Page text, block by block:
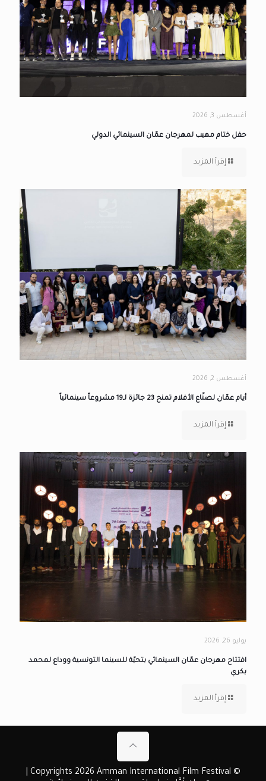
أغسطس 3, 2026
حفل ختام مهيب لمهرجان عمّان السينمائي الدولي
إقرأ المزيد
أغسطس 2, 2026
أيام عمّان لصنّاع الأفلام تمنح 23 جائزة لـ19 مشروعاً سينمائياً
إقرأ المزيد
يوليو 26, 2026
افتتاح مهرجان عمّان السينمائي بتحيّة للسينما التونسية ووداع لمحمد
بكري
إقرأ المزيد